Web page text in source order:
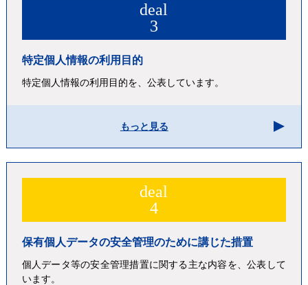
deal
3
特定個人情報の利用目的
特定個人情報の利用目的を、公表しています。
もっと見る
deal
4
保有個人データの安全管理のために講じた措置
個人データ等の安全管理措置に関する主な内容を、公表して
います。